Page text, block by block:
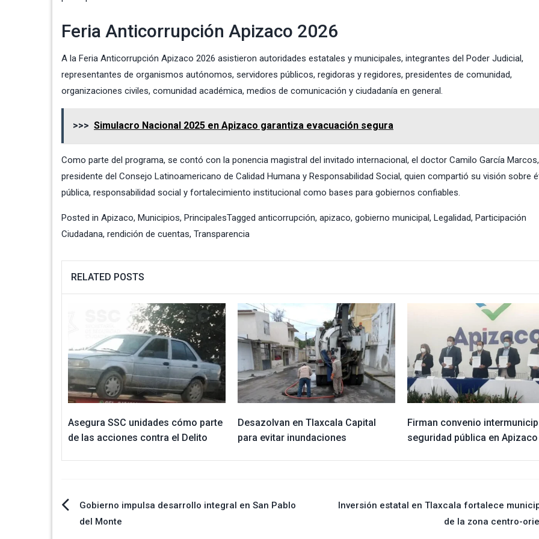
Feria Anticorrupción Apizaco 2026
A la Feria Anticorrupción Apizaco 2026 asistieron autoridades estatales y municipales, integrantes del Poder Judicial,
representantes de organismos autónomos, servidores públicos, regidoras y regidores, presidentes de comunidad,
organizaciones civiles, comunidad académica, medios de comunicación y ciudadanía en general.
>>> Simulacro Nacional 2025 en Apizaco garantiza evacuación segura
Como parte del programa, se contó con la ponencia magistral del invitado internacional, el doctor Camilo García Marcos,
presidente del Consejo Latinoamericano de Calidad Humana y Responsabilidad Social, quien compartió su visión sobre
pública, responsabilidad social y fortalecimiento institucional como bases para gobiernos confiables.
Posted in Apizaco, Municipios, PrincipalesTagged anticorrupción, apizaco, gobierno municipal, Legalidad, Participación
Ciudadana, rendición de cuentas, Transparencia
RELATED POSTS
Asegura SSC unidades cómo parte
de las acciones contra el Delito
Desazolvan en Tlaxcala Capital
para evitar inundaciones
Firman convenio
seguridad pública en Apizaco
Navegación
Gobierno impulsa desarrollo integral en San Pablo
del Monte
Inversión estatal en Tlaxcala fortalece
de la zona centro-